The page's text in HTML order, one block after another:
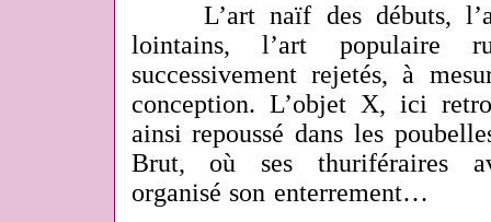
L’art naïf des débuts,
lointains, l’art populaire
successivement rejetés, à
conception. L’objet X, ici
ainsi repoussé dans les
Brut, où ses thuriféraires
organisé son enterrement…